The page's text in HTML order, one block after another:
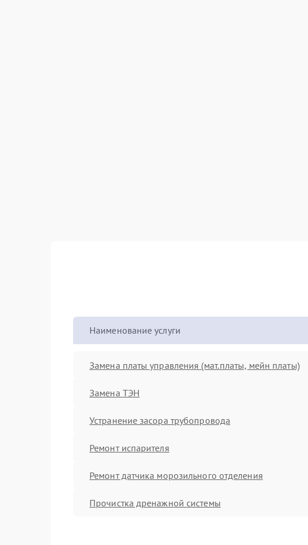
Наименование услуги
Замена платы управления (мат.платы, мейн платы)
Замена ТЭН
Устранение засора трубопровода
Ремонт испарителя
Ремонт датчика морозильного отделения
Прочистка дренажной системы